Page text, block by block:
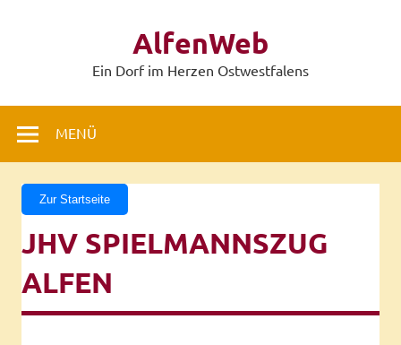
AlfenWeb
Ein Dorf im Herzen Ostwestfalens
MENÜ
Zur Startseite
JHV SPIELMANNSZUG
ALFEN